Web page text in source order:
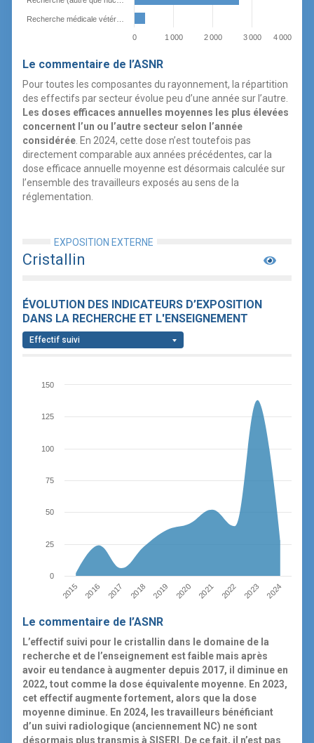
Recherche médicale vétér…
0 1 000 2 000 3 000 4 000
Le commentaire de l’ASNR
Pour toutes les composantes du rayonnement, la répartition
des effectifs par secteur évolue peu d’une année sur l’autre.
Les doses efficaces annuelles moyennes les plus élevées
concernent l’un ou l’autre secteur selon l’année
considérée. En 2024, cette dose n’est toutefois pas
directement comparable aux années précédentes, car la
dose efficace annuelle moyenne est désormais calculée sur
l’ensemble des travailleurs exposés au sens de la
réglementation.
EXPOSITION EXTERNE
Cristallin
ÉVOLUTION DES INDICATEURS D’EXPOSITION
DANS LA RECHERCHE ET L'ENSEIGNEMENT
Effectif suivi
2015 2016 2017 2018 2019 2020 2021 2022 2023 2024
0
25
50
75
100
125
150
Le commentaire de l’ASNR
L’effectif suivi pour le cristallin dans le domaine de la
recherche et de l’enseignement est faible mais après
avoir eu tendance à augmenter depuis 2017, il diminue en
2022, tout comme la dose équivalente moyenne. En 2023,
cet effectif augmente fortement, alors que la dose
moyenne diminue. En 2024, les travailleurs bénéficiant
d’un suivi radiologique (anciennement NC) ne sont
désormais plus transmis à SISERI. De ce fait, il n’est pas